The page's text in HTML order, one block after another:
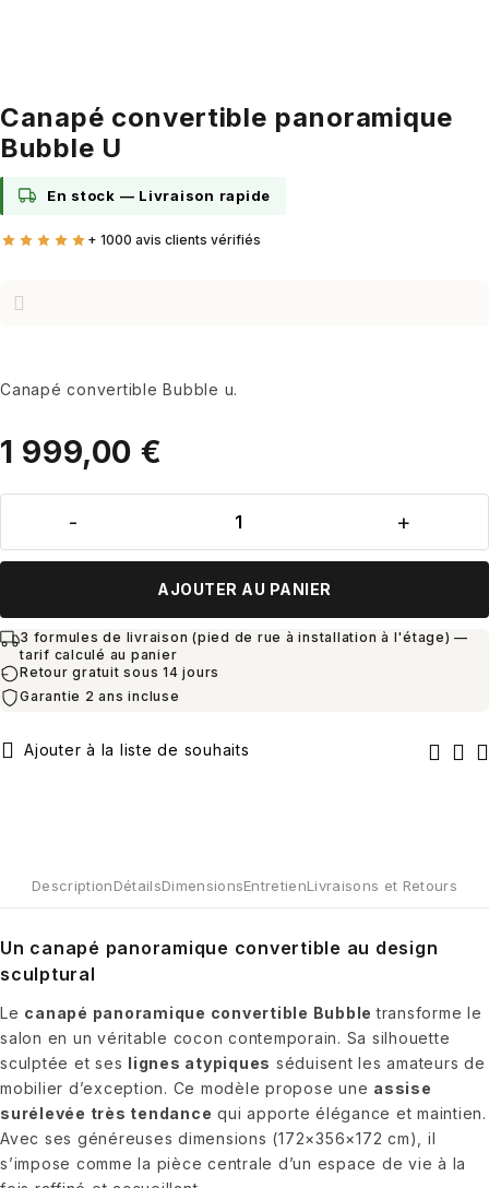
Canapé convertible panoramique
Bubble U
En stock — Livraison rapide
Canapé convertible Bubble u.
1 999,00 €
AJOUTER AU PANIER
3 formules de livraison (pied de rue à installation à l'étage) —
tarif calculé au panier
Retour gratuit sous 14 jours
Garantie 2 ans incluse
DescriptionDétailsDimensionsEntretienLivraisons et Retours
Un canapé panoramique convertible au design
sculptural
Le canapé panoramique convertible Bubbletransforme le
salon en un véritable cocon contemporain. Sa silhouette
sculptée et ses lignes atypiques séduisent les amateurs de
mobilier d’exception. Ce modèle propose une assise
surélevée très tendance qui apporte élégance et maintien.
Avec ses généreuses dimensions (172×356×172 cm), il
s’impose comme la pièce centrale d’un espace de vie à la